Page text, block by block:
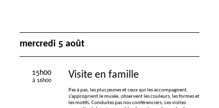
mercredi 5 août
15h00
à 16h00
Visite en famille
Pas à pas, les plus jeunes et ceux qui les accompagnent,
s’approprient le musée, observent les couleurs, les formes et
les motifs. Conduites pas nos conférenciers, ces visites